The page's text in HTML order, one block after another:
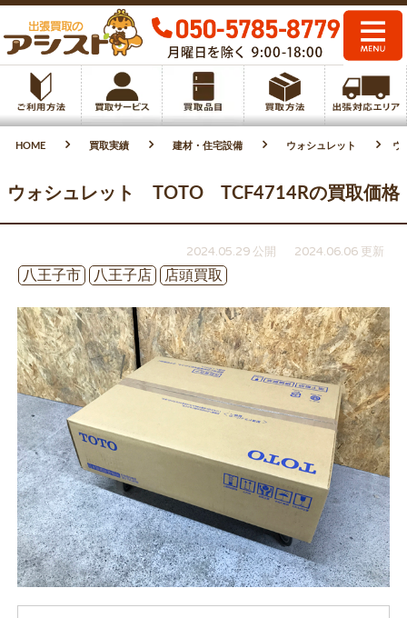
HOME 買取実績 建材・住宅設備 ウォシュレット ウ
ウォシュレット TOTO TCF4714Rの買取価格
2024.05.29 公開
2024.06.06 更新
八王子市
八王子店 店頭買取